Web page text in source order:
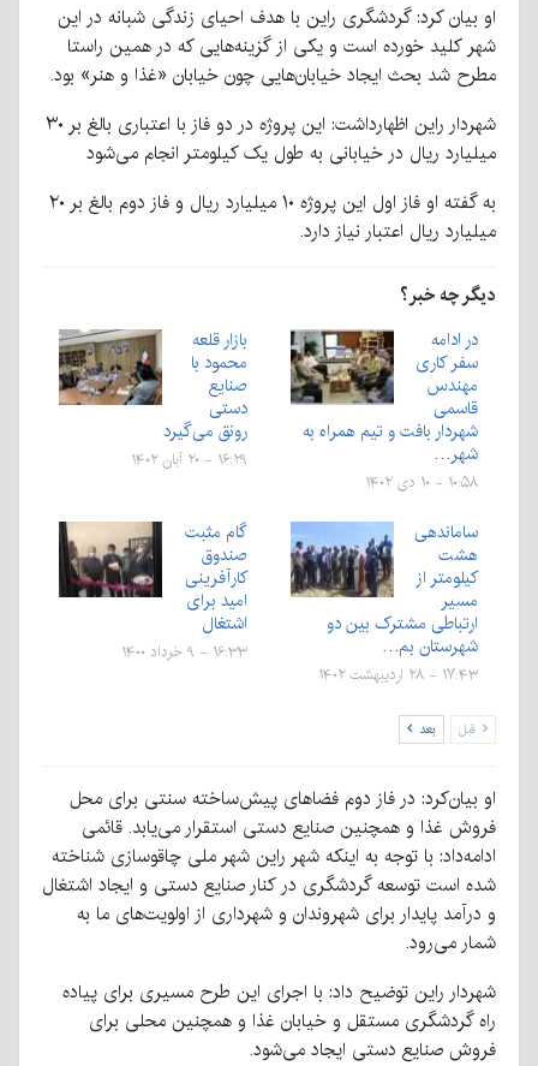
او بیان کرد: گردشگری راین با هدف احیای زندگی شبانه در این
شهر کلید خورده است و یکی از گزینه‌هایی که در همین راستا
مطرح شد بحث ایجاد خیابان‌هایی چون خیابان «غذا و هنر» بود.
شهردار راین اظهارداشت: این پروژه در دو فاز با اعتباری بالغ بر ۳۰
میلیارد ریال در خیابانی به طول یک کیلومتر انجام می‌شود
به گفته او فاز اول این پروژه ۱۰ میلیارد ریال و فاز دوم بالغ بر ۲۰
میلیارد ریال اعتبار نیاز دارد.
دیگر چه خبر؟
در ادامه
سفر کاری
مهندس
قاسمی
شهردار بافت و تیم همراه به
شهر…
۱۰:۵۸ - ۱۰ دی ۱۴۰۲
بازار قلعه
محمود با
صنایع
دستی
رونق می‌گیرد
۱۶:۲۹ - ۲۰ آبان ۱۴۰۲
ساماندهی
هشت
کیلومتر از
مسیر
ارتباطی مشترک بین دو
شهرستان بم…
۱۷:۴۳ - ۲۸ اردیبهشت ۱۴۰۲
گام مثبت
صندوق
کارآفرینی
امید برای
اشتغال
۱۶:۳۳ - ۹ خرداد ۱۴۰۰
قبل بعد
او بیان‌کرد: در فاز دوم فضاهای پیش‌ساخته سنتی برای محل
فروش غذا و همچنین صنایع دستی استقرار می‌یابد. قائمی
ادامه‌داد: با توجه به اینکه شهر راین شهر ملی چاقوسازی شناخته
شده است توسعه گردشگری در کنار صنایع دستی و ایجاد اشتغال
و درآمد پایدار برای شهروندان و شهرداری از اولویت‌های ما به
شمار می‌رود.
شهردار راین توضیح داد: با اجرای این طرح مسیری برای پیاده
راه گردشگری مستقل و خیابان غذا و همچنین محلی برای
فروش صنایع دستی ایجاد می‌شود.